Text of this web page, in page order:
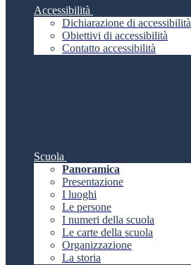
Accessibilità
Dichiarazione di accessibilità
Obiettivi di accessibilità
Contatto accessibilità
Scuola
Panoramica
Presentazione
I luoghi
Le persone
I numeri della scuola
Le carte della scuola
Organizzazione
La storia